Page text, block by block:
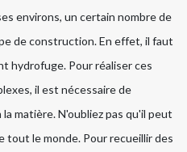
environs, un certain nombre de
de construction. En effet, il faut
hydrofuge. Pour réaliser ces
il est nécessaire de
matière. N'oubliez pas qu'il peut
tout le monde. Pour recueillir des